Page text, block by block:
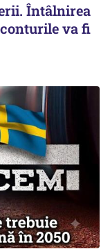
Întâlnirea
va fi